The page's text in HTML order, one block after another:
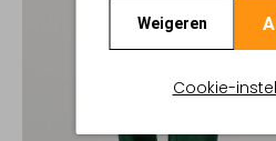
Weigeren
Cookie-